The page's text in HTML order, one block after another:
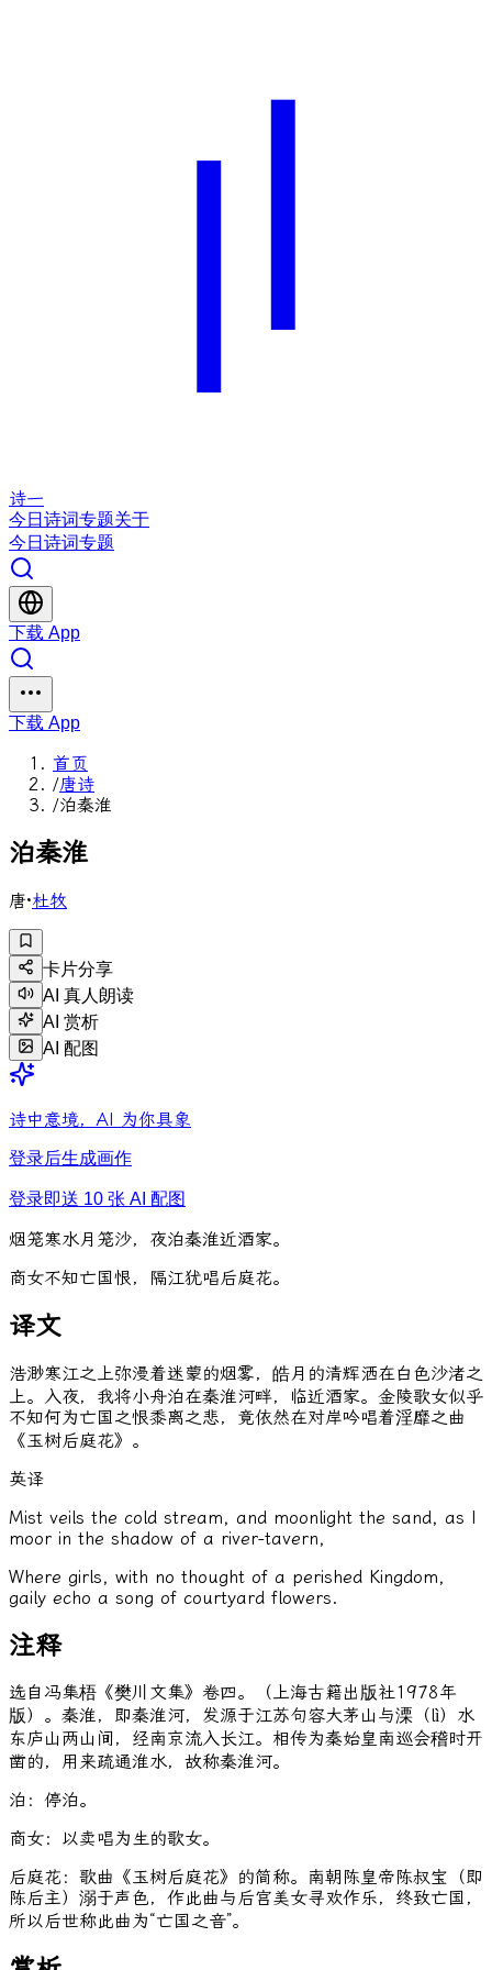
诗一
今日 诗词专题关于
今日 诗词专题
下载 App
下载 App
首页
/唐诗
/泊秦淮
泊秦淮
唐·杜牧
卡片分享
AI 真人朗读
AI 赏析
AI 配图
诗中意境，AI 为你具象
登录后生成画作
登录即送 10 张 AI 配图
烟笼寒水月 笼沙， 夜泊秦淮近酒家。
商女不知亡国恨， 隔江犹唱后庭花。
译文
浩渺寒江之上弥漫着迷蒙的烟雾，皓月的清辉洒在白色沙渚之
上。入夜，我将小舟泊在秦淮河畔，临近酒家。金陵歌女似乎
不知何为亡国之恨黍离之悲，竟依然在对岸吟唱着淫靡之曲
《玉树后庭花》。
英译
Mist veils the cold stream, and moonlight the sand, as I
moor in the shadow of a river-tavern,
Where girls, with no thought of a perished Kingdom,
gaily echo a song of courtyard flowers.
注释
选自冯集梧《樊川文集》卷四。（上海古籍出版社1978年
版）。秦淮，即秦淮河，发源于江苏句容大茅山与溧（lì）水
东庐山两山间，经南京流入长江。相传为秦始皇南巡会稽时开
凿的，用来疏通淮水，故称秦淮河。
泊：停泊。
商女：以卖唱为生的歌女。
后庭花：歌曲《玉树后庭花》的简称。南朝陈皇帝陈叔宝（即
陈后主）溺于声色，作此曲与后宫美女寻欢作乐，终致亡国，
所以后世称此曲为“亡国之音”。